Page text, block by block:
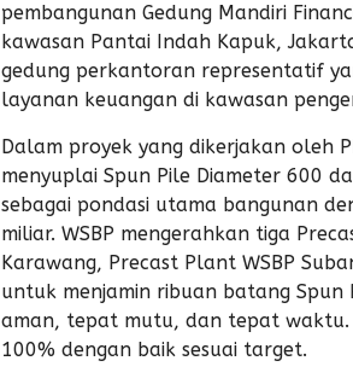
pembangunan Gedung Mandiri
kawasan Pantai Indah Kapuk,
gedung perkantoran representatif
layanan keuangan di kawasan
Dalam proyek yang dikerjakan oleh
menyuplai Spun Pile Diameter 600
sebagai pondasi utama bangunan
miliar. WSBP mengerahkan tiga
Karawang, Precast Plant WSBP
untuk menjamin ribuan batang
aman, tepat mutu, dan tepat
100% dengan baik sesuai target.